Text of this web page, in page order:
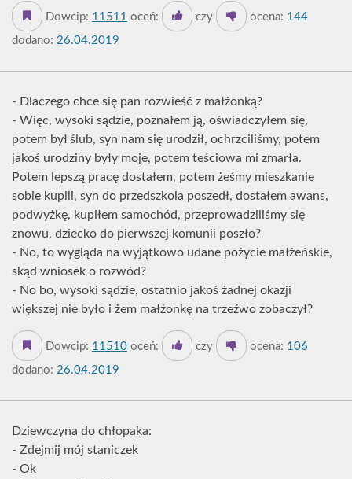
Dowcip: 11511 oceń: czy ocena: 144
dodano: 26.04.2019
- Dlaczego chce się pan rozwieść z małżonką?
- Więc, wysoki sądzie, poznałem ją, oświadczyłem się,
potem był ślub, syn nam się urodził, ochrzciliśmy, potem
jakoś urodziny były moje, potem teściowa mi zmarła.
Potem lepszą pracę dostałem, potem żeśmy mieszkanie
sobie kupili, syn do przedszkola poszedł, dostałem awans,
podwyżkę, kupiłem samochód, przeprowadziliśmy się
znowu, dziecko do pierwszej komunii poszło?
- No, to wygląda na wyjątkowo udane pożycie małżeńskie,
skąd wniosek o rozwód?
- No bo, wysoki sądzie, ostatnio jakoś żadnej okazji
większej nie było i żem małżonkę na trzeźwo zobaczył?
Dowcip: 11510 oceń: czy ocena: 106
dodano: 26.04.2019
Dziewczyna do chłopaka:
- Zdejmij mój staniczek
- Ok